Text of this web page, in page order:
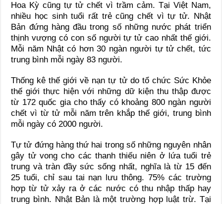
Hoa Kỳ cũng tự tử chết vì trầm cảm. Tại Việt Nam,
nhiều học sinh tuổi rất trẻ cũng chết vì tự tử. Nhật
Bản đứng hàng đầu trong số những nước phát triển
thịnh vượng có con số người tự tử cao nhất thế giới.
Mỗi năm Nhật có hơn 30 ngàn người tự tử chết, tức
trung bình mỗi ngày 83 người.
Thống kê thế giới về nạn tự tử do tổ chức Sức Khỏe
thế giới thực hiện với những dữ kiện thu thập được
từ 172 quốc gia cho thấy có khoảng 800 ngàn người
chết vì từ tử mỗi năm trên khắp thế giới, trung bình
mỗi ngày có 2000 người.
Tự tử đứng hàng thứ hai trong số những nguyên nhân
gây tử vong cho các thanh thiếu niên ở lứa tuổi trẻ
trung và tràn đầy sức sống nhất, nghĩa là từ 15 đến
25 tuổi, chỉ sau tai nạn lưu thông. 75% các trường
hợp từ tử xảy ra ở các nước có thu nhập thấp hay
trung bình. Nhật Bản là một trường hợp luật trừ. Tại